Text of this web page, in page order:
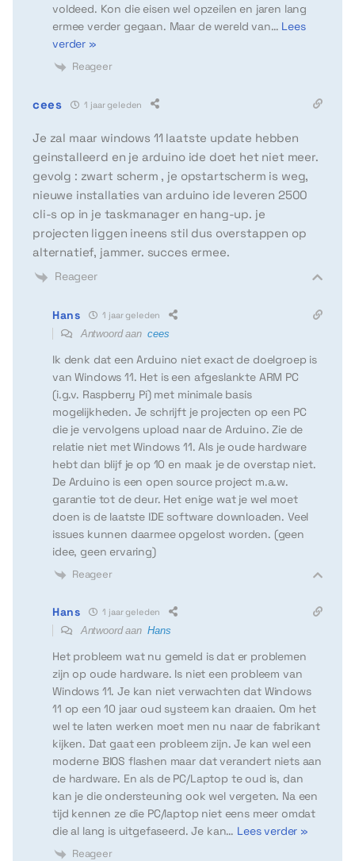
voldeed. Kon die eisen wel opzeilen en jaren lang
ermee verder gegaan. Maar de wereld van… Lees
verder »
Reageer
cees 1 jaar geleden
Je zal maar windows 11 laatste update hebben
geinstalleerd en je arduino ide doet het niet meer.
gevolg : zwart scherm , je opstartscherm is weg,
nieuwe installaties van arduino ide leveren 2500
cli-s op in je taskmanager en hang-up. je
projecten liggen ineens stil dus overstappen op
alternatief, jammer. succes ermee.
Reageer
Hans 1 jaar geleden
Antwoord aancees
Ik denk dat een Arduino niet exact de doelgroep is
van Windows 11. Het is een afgeslankte ARM PC
(i.g.v. Raspberry Pi) met minimale basis
mogelijkheden. Je schrijft je projecten op een PC
die je vervolgens upload naar de Arduino. Zie de
relatie niet met Windows 11. Als je oude hardware
hebt dan blijf je op 10 en maak je de overstap niet.
De Arduino is een open source project m.a.w.
garantie tot de deur. Het enige wat je wel moet
doen is de laatste IDE software downloaden. Veel
issues kunnen daarmee opgelost worden. (geen
idee, geen ervaring)
Reageer
Hans 1 jaar geleden
Antwoord aanHans
Het probleem wat nu gemeld is dat er problemen
zijn op oude hardware. Is niet een probleem van
Windows 11. Je kan niet verwachten dat Windows
11 op een 10 jaar oud systeem kan draaien. Om het
wel te laten werken moet men nu naar de fabrikant
kijken. Dat gaat een probleem zijn. Je kan wel een
moderne BIOS flashen maar dat verandert niets aan
de hardware. En als de PC/Laptop te oud is, dan
kan je die ondersteuning ook wel vergeten. Na een
tijd kennen ze die PC/laptop niet eens meer omdat
die al lang is uitgefaseerd. Je kan… Lees verder »
Reageer